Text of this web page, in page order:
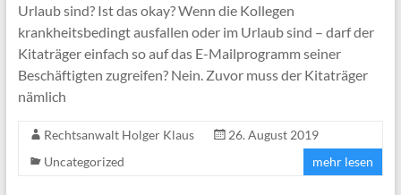
Urlaub sind? Ist das okay? Wenn die Kollegen
krankheitsbedingt ausfallen oder im Urlaub sind – darf der
Kitaträger einfach so auf das E-Mailprogramm seiner
Beschäftigten zugreifen? Nein. Zuvor muss der Kitaträger
nämlich
Rechtsanwalt Holger Klaus
26. August 2019
Uncategorized
mehr lesen